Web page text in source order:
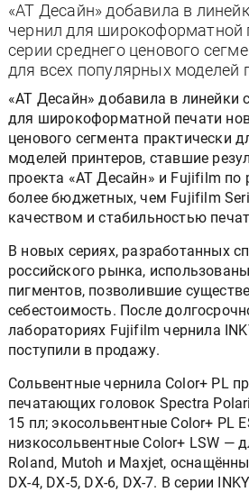
«АТ Десайн» добавила в
чернил для широкоформатной
серии среднего ценового
для всех популярных моделей
«АТ Десайн» добавила в линейки
для широкоформатной печати
ценового сегмента практически
моделей принтеров, ставшие
проекта «АТ Десайн» и Fujifilm по
более бюджетных, чем Fujifilm
качеством и стабильностью
В новых сериях, разработанных
российского рынка,
пигментов, позволившие
себестоимость. После
лабораториях Fujifilm чернила
поступили в продажу.
Сольвентные чернила Color+ PL
печатающих головок Spectra
15 пл; экосольвентные Color+ PL
низкосольвентные Color+ LSW —
Roland, Mutoh и Maxjet,
DX-4, DX-5, DX-6, DX-7. В серии